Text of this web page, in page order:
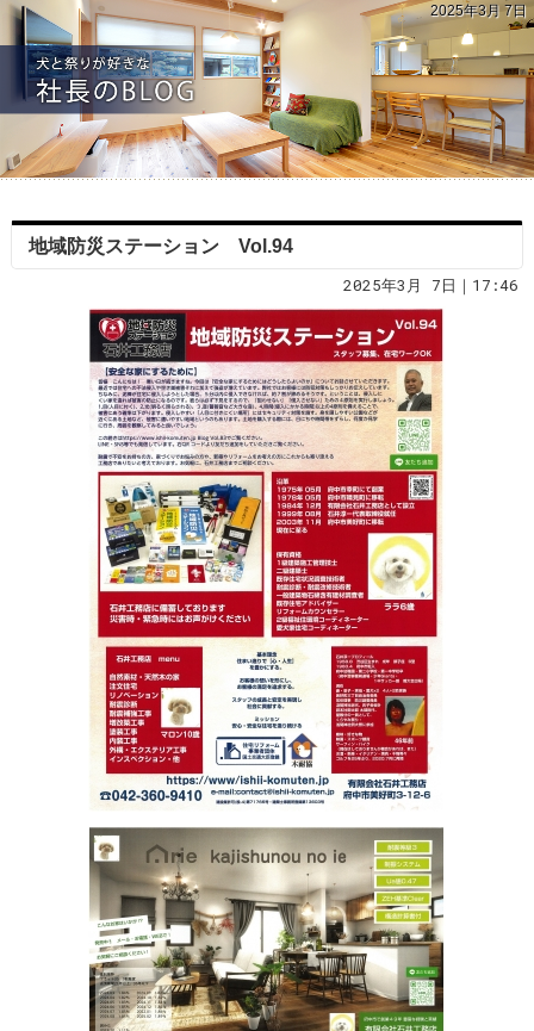
2025年3月 7日
地域防災ステーション Vol.94
2025年3月 7日｜17:46